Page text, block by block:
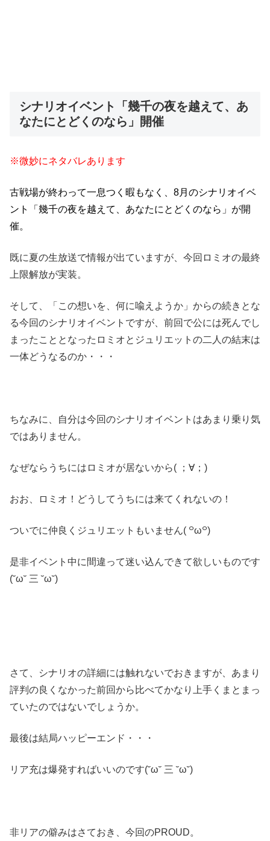
シナリオイベント「幾千の夜を越えて、あ
なたにとどくのなら」開催
※微妙にネタバレあります
古戦場が終わって一息つく暇もなく、8月のシナリオイベ
ント「幾千の夜を越えて、あなたにとどくのなら」が開
催。
既に夏の生放送で情報が出ていますが、今回ロミオの最終
上限解放が実装。
そして、「この想いを、何に喩えようか」からの続きとな
る今回のシナリオイベントですが、前回で公には死んでし
まったこととなったロミオとジュリエットの二人の結末は
一体どうなるのか・・・
ちなみに、自分は今回のシナリオイベントはあまり乗り気
ではありません。
なぜならうちにはロミオが居ないから( ；∀；)
おお、ロミオ！どうしてうちには来てくれないの！
ついでに仲良くジュリエットもいません( ꒪ω꒪)
是非イベント中に間違って迷い込んできて欲しいものです
(˘ω˘ 三 ˘ω˘)
さて、シナリオの詳細には触れないでおきますが、あまり
評判の良くなかった前回から比べてかなり上手くまとまっ
ていたのではないでしょうか。
最後は結局ハッピーエンド・・・
リア充は爆発すればいいのです(˘ω˘ 三 ˘ω˘)
非リアの僻みはさておき、今回のPROUD。